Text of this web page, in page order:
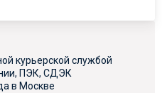
курьерской службой
ПЭК, СДЭК
в Москве